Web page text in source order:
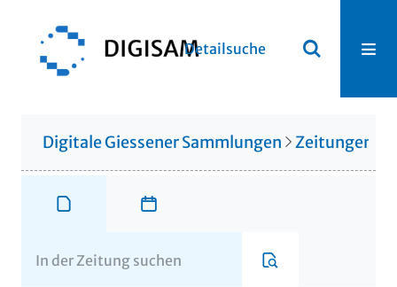
Detailsuche
Digitale Giessener Sammlungen Zeitungen